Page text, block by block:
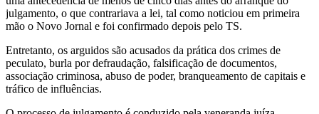
julgamento, o que contrariava a lei, tal como noticiou em primeira
mão o Novo Jornal e foi confirmado depois pelo TS.
Entretanto, os arguidos são acusados da prática dos crimes de
peculato, burla por defraudação, falsificação de documentos,
associação criminosa, abuso de poder, branqueamento de capitais e
tráfico de influências.